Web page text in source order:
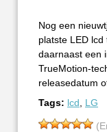
Nog een
platste LED
daarnaast een
TrueMotion-
releasedatum
Tags: lcd LG